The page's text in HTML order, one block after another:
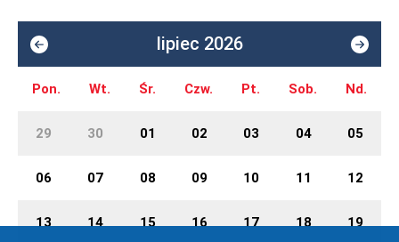
lipiec 2026
Pon. Wt. Śr. Czw. Pt. Sob. Nd.
29 30 01 02 03 04 05
06 07 08 09 10 11 12
13 14 15 16 17 18 19